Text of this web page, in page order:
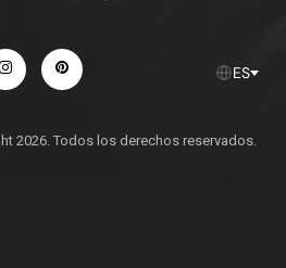
InstagramPinterest ES
2026. Todos los derechos reservados.